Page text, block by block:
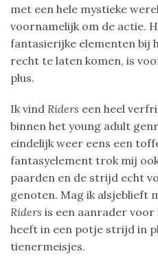
met een hele mystieke
voornamelijk om de actie.
fantasierijke elementen bij
recht te laten komen, is
plus.
Ik vind Riders een heel
binnen het young adult
eindelijk weer eens een
fantasyelement trok mij
paarden en de strijd echt
genoten. Mag ik alsjeblieft
Riders is een aanrader voor
heeft in een potje strijd in
tienermeisjes.